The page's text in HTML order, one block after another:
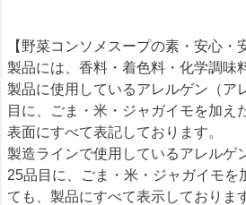
【野菜コンソメスープの素・安心・
製品には、香料・着色料・化学調味
製品に使用しているアレルゲン（ア
目に、ごま・米・ジャガイモを加え
表面にすべて表記しております。
製造ラインで使用しているアレルゲ
25品目に、ごま・米・ジャガイモを
ても、製品にすべて表示しておりま